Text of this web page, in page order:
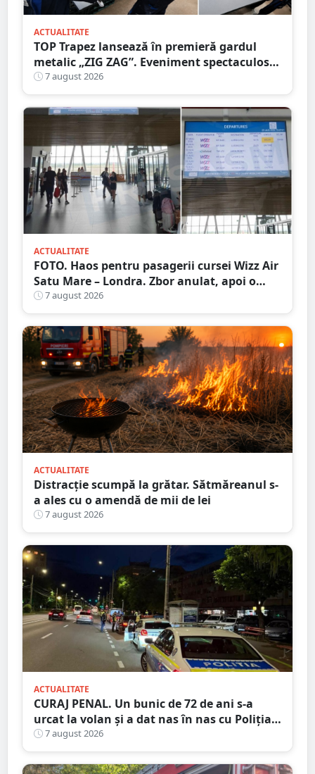
ACTUALITATE
TOP Trapez lansează în premieră gardul
metalic „ZIG ZAG”. Eveniment spectaculos
în Grădina Romei
7 august 2026
ACTUALITATE
FOTO. Haos pentru pasagerii cursei Wizz Air
Satu Mare – Londra. Zbor anulat, apoi o
nouă întârziere. Fără explicații clare
7 august 2026
ACTUALITATE
Distracție scumpă la grătar. Sătmăreanul s-
a ales cu o amendă de mii de lei
7 august 2026
ACTUALITATE
CURAJ PENAL. Un bunic de 72 de ani s-a
urcat la volan și a dat nas în nas cu Poliția
Satu Mare
7 august 2026